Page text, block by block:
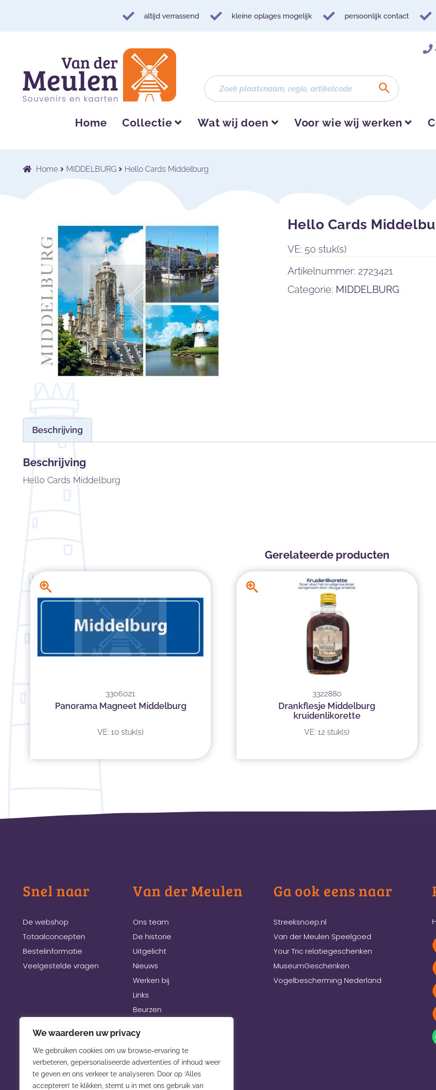
We waarderen uw privacy
We gebruiken cookies om uw browse-ervaring te
verbeteren, gepersonaliseerde advertenties of inhoud weer
te geven en ons verkeer te analyseren. Door op ‘Alles
accepteren’ te klikken, stemt u in met ons gebruik van
altijd verrassend kleine oplages mogelijk persoonlijk contact
navigatie
inhoud
Home Collectie Wat wij doen Voor wie wij werken
Home MIDDELBURG Hello Cards Middelburg
Hello Cards
VE: 50 stuk(s)
Artikelnummer: 2723421
Categorie: MIDDELBURG
Beschrijving
Beschrijving
Hello Cards Middelburg
Gerelateerde producten
3306021
Panorama Magneet Middelburg
VE: 10 stuk(s)
3322880
Drankflesje Middelburg
kruidenlikorette
VE: 12 stuk(s)
Snel naar
De webshop
Totaalconcepten
Bestelinformatie
Veelgestelde vragen
Van der Meulen
Ons team
De historie
Uitgelicht
Nieuws
Werken bij
Links
Beurzen
Ga ook eens naar
Streeksnoep.nl
Van der Meulen Speelgoed
Your Tric relatiegeschenken
MuseumGeschenken
Vogelbescherming Nederland